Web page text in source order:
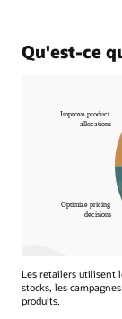
Qu'est-ce
Les retailers utilisent
stocks, les
produits.